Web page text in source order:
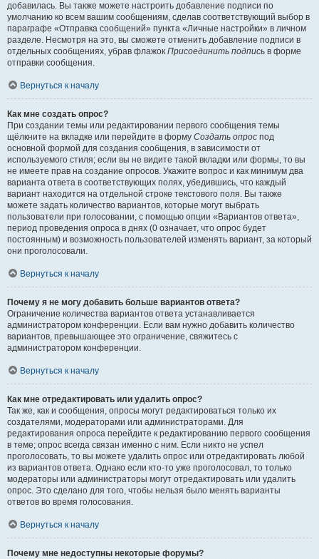
добавилась. Вы также можете настроить добавление подписи по
умолчанию ко всем вашим сообщениям, сделав соответствующий выбор в
параграфе «Отправка сообщений» пункта «Личные настройки» в личном
разделе. Несмотря на это, вы сможете отменить добавление подписи в
отдельных сообщениях, убрав флажок Присоединить подпись в форме
отправки сообщения.
Вернуться к началу
Как мне создать опрос?
При создании темы или редактировании первого сообщения темы
щёлкните на вкладке или перейдите в форму Создать опрос под
основной формой для создания сообщения, в зависимости от
используемого стиля; если вы не видите такой вкладки или формы, то вы
не имеете прав на создание опросов. Укажите вопрос и как минимум два
варианта ответа в соответствующих полях, убедившись, что каждый
вариант находится на отдельной строке текстового поля. Вы также
можете задать количество вариантов, которые могут выбрать
пользователи при голосовании, с помощью опции «Вариантов ответа»,
период проведения опроса в днях (0 означает, что опрос будет
постоянным) и возможность пользователей изменять вариант, за который
они проголосовали.
Вернуться к началу
Почему я не могу добавить больше вариантов ответа?
Ограничение количества вариантов ответа устанавливается
администратором конференции. Если вам нужно добавить количество
вариантов, превышающее это ограничение, свяжитесь с
администратором конференции.
Вернуться к началу
Как мне отредактировать или удалить опрос?
Так же, как и сообщения, опросы могут редактироваться только их
создателями, модераторами или администраторами. Для
редактирования опроса перейдите к редактированию первого сообщения
в теме; опрос всегда связан именно с ним. Если никто не успел
проголосовать, то вы можете удалить опрос или отредактировать любой
из вариантов ответа. Однако если кто-то уже проголосовал, то только
модераторы или администраторы могут отредактировать или удалить
опрос. Это сделано для того, чтобы нельзя было менять варианты
ответов во время голосования.
Вернуться к началу
Почему мне недоступны некоторые форумы?